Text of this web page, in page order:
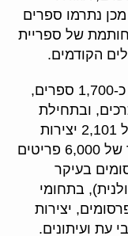
נתרמו ספרים
של ספריית
הקודמים.
בסוף שנת 1900 כלל אוסף הספרייה כ-1,700 ספרים,
1904 גדל המספר ל-2,857 כרכים, ובתחילת
1907 היו בספריה 3,469 ספרים, כולל 2,101 יצירות
בעברית. אוסף הספרים הגיע למספר של 6,000 פריטים
בעיקר
בתחומי
יצירות
עת ועיתונים.